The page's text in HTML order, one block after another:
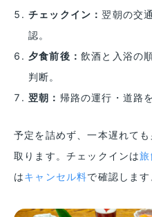
チェックイン： 翌朝の交
認。
夕食前後： 飲酒と入浴の
判断。
翌朝： 帰路の運行・道路
予定を詰めず、一本遅れて
取ります。チェックインは
はキャンセル料で確認します